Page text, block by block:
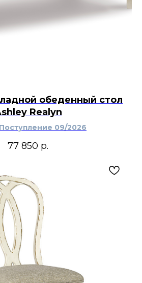
обеденный стол
Realyn
09/2026
77 850 р.